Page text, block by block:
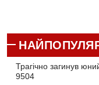
Трагічно загинув
9504